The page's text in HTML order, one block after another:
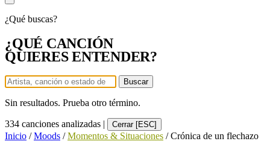
¿Qué buscas?
¿QUÉ CANCIÓN
QUIERES ENTENDER?
Buscar
Sin resultados. Prueba otro término.
334 canciones analizadas | Cerrar [ESC]
Inicio / Moods / Momentos & Situaciones / Crónica de un flechazo